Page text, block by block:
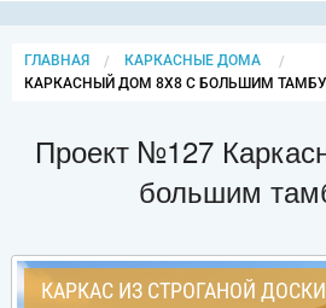
ГЛАВНАЯ
КАРКАСНЫЕ ДОМА
CURRENT:
КАРКАСНЫЙ ДОМ 8Х8 С БОЛЬШИМ
Проект №127
большим
КАРКАС ИЗ СТРОГАНОЙ ДОСКИ